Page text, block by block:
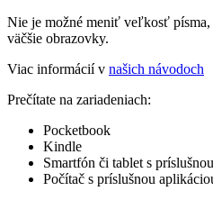
Nie je možné meniť veľkosť
väčšie obrazovky.
Viac informácií v našich návodoch
Prečítate na zariadeniach:
Pocketbook
Kindle
Smartfón či tablet s
Počítač s príslušnou